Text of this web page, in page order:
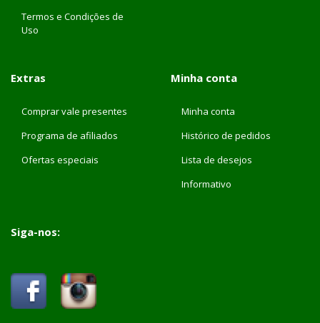
Termos e Condições de
Uso
Extras
Comprar vale presentes
Programa de afiliados
Ofertas especiais
Minha conta
Minha conta
Histórico de pedidos
Lista de desejos
Informativo
Siga-nos: